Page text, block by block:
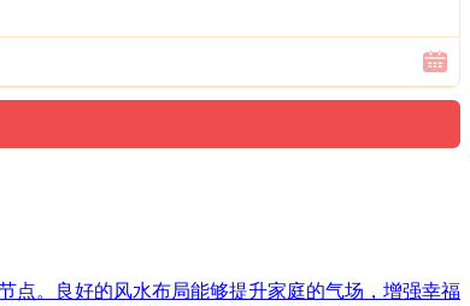
点。良好的风水布局能够提升家庭的气场，增强幸福